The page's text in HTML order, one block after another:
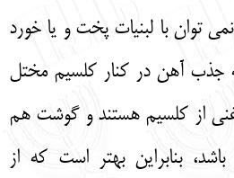
توان با لبنیات پخت و یا خورد
جذب آهن در کنار کلسیم مختل
از کلسیم هستند و گوشت هم
بنابراین بهتر است که از